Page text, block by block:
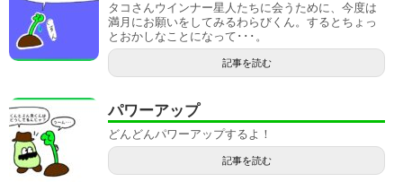
タコさんウインナー星人たちに会うために、今度は
満月にお願いをしてみるわらびくん。するとちょっ
とおかしなことになって･･･。
記事を読む
パワーアップ
どんどんパワーアップするよ！
記事を読む